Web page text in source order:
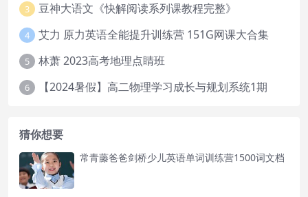
3 豆神大语文《快解阅读系列课教程完整》
4 艾力 原力英语全能提升训练营 151G网课大合集
5 林萧 2023高考地理点睛班
6 【2024暑假】高二物理学习成长与规划系统1期
猜你想要
常青藤爸爸剑桥少儿英语单词训练营1500词文档